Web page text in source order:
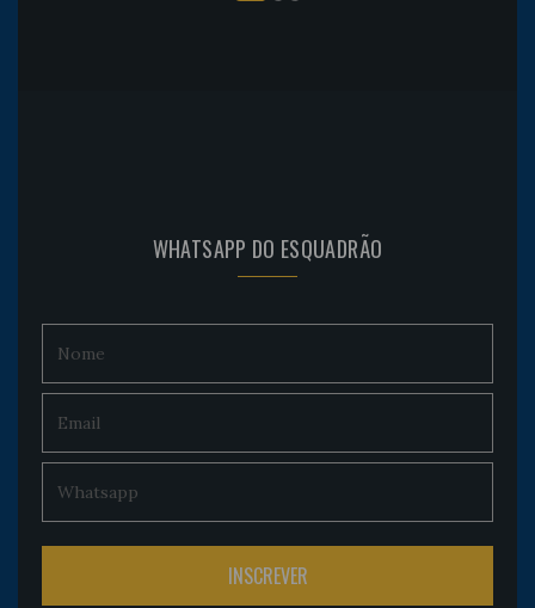
WHATSAPP DO ESQUADRÃO